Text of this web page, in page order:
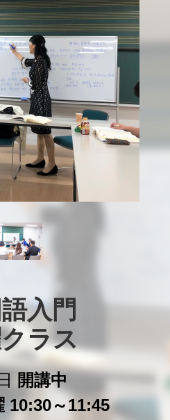
入門
ラス
開講中
10:30～11:45